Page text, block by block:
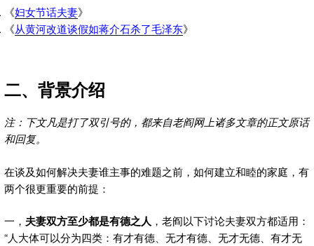
《妇女节话夫妻》
《从黄河改道谈假如蒋介石杀了毛泽东》
二、背景介绍
注：下文凡是打了双引号的，都来自老阎网上诸多文章的正文原话
和回复。
在谈及如何解决夫妻谁主事的难题之前，如何建立和睦的家庭，有
两个很更重要的前提：
一， 夫妻双方至少都是有德之人 ，老阎以下讨论夫妻双方都适用：
“人大体可以分为四类：有才有德、无才有德、无才无德、有才无